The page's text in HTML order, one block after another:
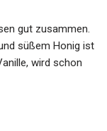
gut zusammen.
süßem Honig ist
wird schon